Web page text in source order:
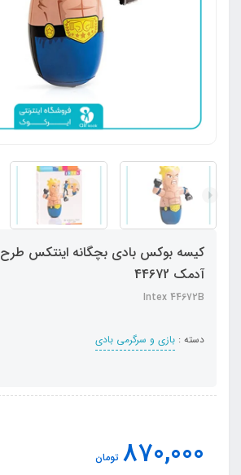
کیسه بوکس بادی بچگانه اینتکس طرح
آدمک 44672
Intex 44672B
دسته : بازی و سرگرمی بادی
870,000 تومان